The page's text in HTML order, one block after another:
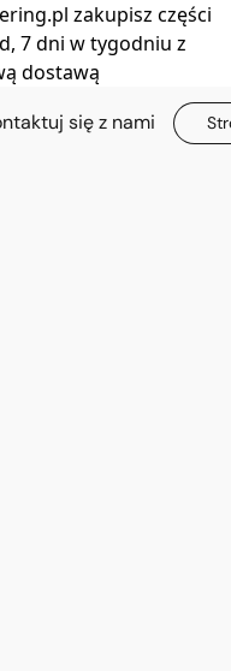
zakupisz części
7 dni w tygodniu z
dostawą
się z nami